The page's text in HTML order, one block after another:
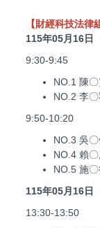
【財經科技法律
115年05月16日
9:30-9:45
NO.1 陳
NO.2 李
9:50-10:20
NO.3 吳
NO.4 賴
NO.5 施
115年05月16日
13:30-13:50